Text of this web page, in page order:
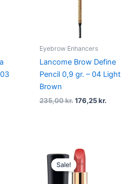
Eyebrow Enhancers
Lancome Brow Define
Pencil 0,9 gr. – 04 Light
Brown
235,00kr. 176,25kr.
Sale!
Original
price
was: